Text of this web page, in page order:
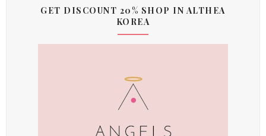
GET DISCOUNT 20% SHOP IN ALTHEA
KOREA